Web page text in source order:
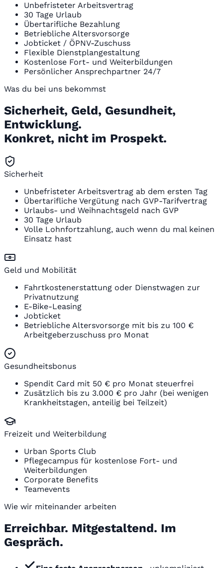
Unbefristeter Arbeitsvertrag
30 Tage Urlaub
Übertarifliche Bezahlung
Betriebliche Altersvorsorge
Jobticket / ÖPNV-Zuschuss
Flexible Dienstplangestaltung
Kostenlose Fort- und Weiterbildungen
Persönlicher Ansprechpartner 24/7
Was du bei uns bekommst
Sicherheit, Geld, Gesundheit,
Entwicklung.
Konkret, nicht im Prospekt.
Sicherheit
Unbefristeter Arbeitsvertrag ab dem ersten Tag
Übertarifliche Vergütung nach GVP-Tarifvertrag
Urlaubs- und Weihnachtsgeld nach GVP
30 Tage Urlaub
Volle Lohnfortzahlung, auch wenn du mal keinen
Einsatz hast
Geld und Mobilität
Fahrtkostenerstattung oder Dienstwagen zur
Privatnutzung
E-Bike-Leasing
Jobticket
Betriebliche Altersvorsorge mit bis zu 100 €
Arbeitgeberzuschuss pro Monat
Gesundheitsbonus
Spendit Card mit 50 € pro Monat steuerfrei
Zusätzlich bis zu 3.000 € pro Jahr (bei wenigen
Krankheitstagen, anteilig bei Teilzeit)
Freizeit und Weiterbildung
Urban Sports Club
Pflegecampus für kostenlose Fort- und
Weiterbildungen
Corporate Benefits
Teamevents
Wie wir miteinander arbeiten
Erreichbar. Mitgestaltend. Im
Gespräch.